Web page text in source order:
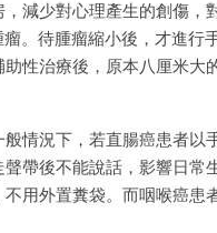
減少對心理產生的創傷，
。待腫瘤縮小後，才進行
性治療後，原本八厘米大
情況下，若直腸癌患者以
帶後不能說話，影響日常
用外置糞袋。而咽喉癌患